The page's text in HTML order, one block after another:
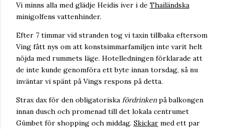
Vi minns alla med glädje Heidis iver i de Thailändska
minigolfens vattenhinder.
Efter 7 timmar vid stranden tog vi taxin tillbaka eftersom
Ving fått nys om att konstsimmarfamiljen inte varit helt
nöjda med rummets läge. Hotelledningen förklarade att
de inte kunde genomföra ett byte innan torsdag, så nu
inväntar vi spänt på Vings respons på detta.
Strax dax för den obligatoriska fördrinkenpå balkongen
innan dusch och promenad till det lokala centrumet
Gümbet för shopping och middag. Skickar med ett par